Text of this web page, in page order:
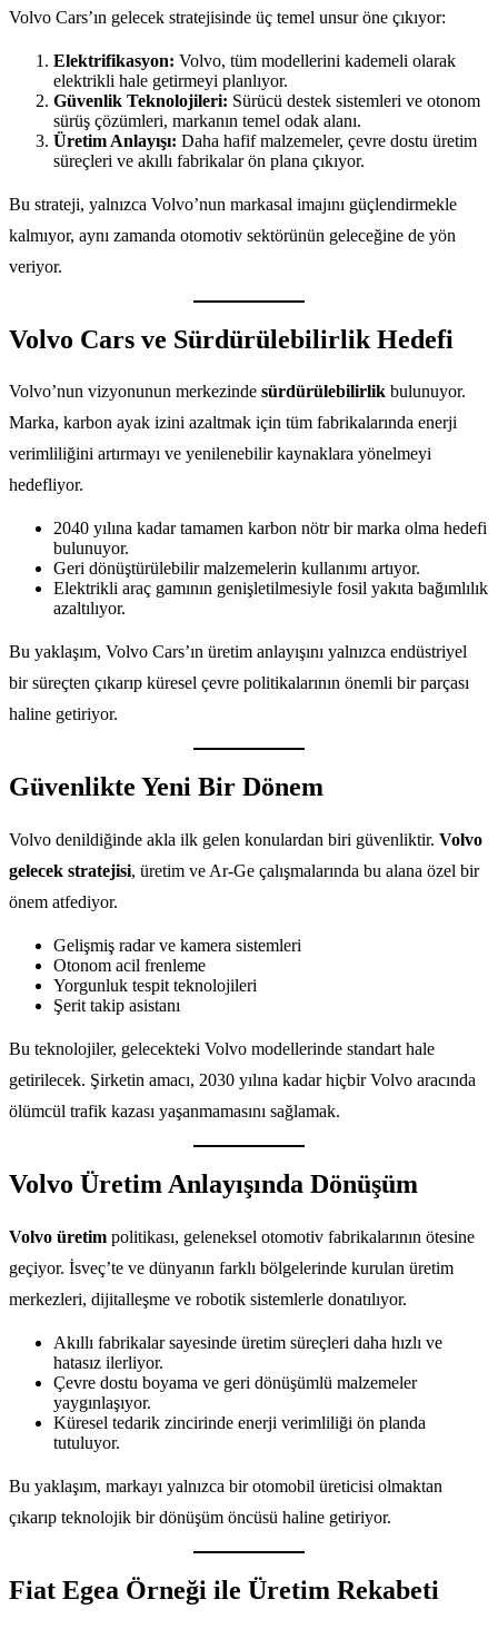
Volvo Cars’ın gelecek stratejisinde üç temel unsur öne çıkıyor:
Elektrifikasyon: Volvo, tüm modellerini kademeli olarak
elektrikli hale getirmeyi planlıyor.
Güvenlik Teknolojileri: Sürücü destek sistemleri ve otonom
sürüş çözümleri, markanın temel odak alanı.
Üretim Anlayışı: Daha hafif malzemeler, çevre dostu üretim
süreçleri ve akıllı fabrikalar ön plana çıkıyor.
Bu strateji, yalnızca Volvo’nun markasal imajını güçlendirmekle
kalmıyor, aynı zamanda otomotiv sektörünün geleceğine de yön
veriyor.
Volvo Cars ve Sürdürülebilirlik Hedefi
Volvo’nun vizyonunun merkezinde sürdürülebilirlik bulunuyor.
Marka, karbon ayak izini azaltmak için tüm fabrikalarında enerji
verimliliğini artırmayı ve yenilenebilir kaynaklara yönelmeyi
hedefliyor.
2040 yılına kadar tamamen karbon nötr bir marka olma hedefi
bulunuyor.
Geri dönüştürülebilir malzemelerin kullanımı artıyor.
Elektrikli araç gamının genişletilmesiyle fosil yakıta bağımlılık
azaltılıyor.
Bu yaklaşım, Volvo Cars’ın üretim anlayışını yalnızca endüstriyel
bir süreçten çıkarıp küresel çevre politikalarının önemli bir parçası
haline getiriyor.
Güvenlikte Yeni Bir Dönem
Volvo denildiğinde akla ilk gelen konulardan biri güvenliktir. Volvo
gelecek stratejisi, üretim ve Ar-Ge çalışmalarında bu alana özel bir
önem atfediyor.
Gelişmiş radar ve kamera sistemleri
Otonom acil frenleme
Yorgunluk tespit teknolojileri
Şerit takip asistanı
Bu teknolojiler, gelecekteki Volvo modellerinde standart hale
getirilecek. Şirketin amacı, 2030 yılına kadar hiçbir Volvo aracında
ölümcül trafik kazası yaşanmamasını sağlamak.
Volvo Üretim Anlayışında Dönüşüm
Volvo üretim politikası, geleneksel otomotiv fabrikalarının ötesine
geçiyor. İsveç’te ve dünyanın farklı bölgelerinde kurulan üretim
merkezleri, dijitalleşme ve robotik sistemlerle donatılıyor.
Akıllı fabrikalar sayesinde üretim süreçleri daha hızlı ve
hatasız ilerliyor.
Çevre dostu boyama ve geri dönüşümlü malzemeler
yaygınlaşıyor.
Küresel tedarik zincirinde enerji verimliliği ön planda
tutuluyor.
Bu yaklaşım, markayı yalnızca bir otomobil üreticisi olmaktan
çıkarıp teknolojik bir dönüşüm öncüsü haline getiriyor.
Fiat Egea Örneği ile Üretim Rekabeti